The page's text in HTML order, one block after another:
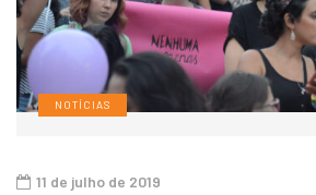
NOTÍCIAS
11 de julho de 2019